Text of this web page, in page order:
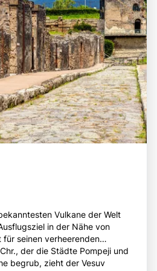
Vulkane der Welt
in der Nähe von
für seinen verheerenden
der die Städte Pompeji und
begrub, zieht der Vesuv